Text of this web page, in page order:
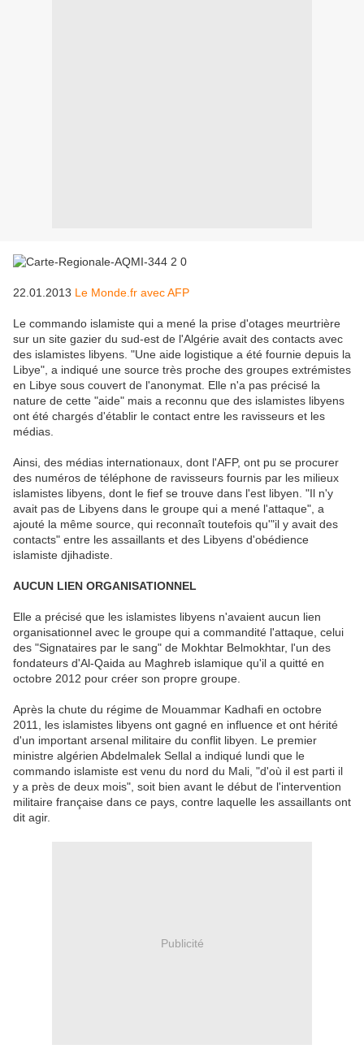
22.01.2013 Le Monde.fr avec AFP
Le commando islamiste qui a mené la prise d'otages meurtrière
sur un site gazier du sud-est de l'Algérie avait des contacts avec
des islamistes libyens. "Une aide logistique a été fournie depuis la
Libye", a indiqué une source très proche des groupes extrémistes
en Libye sous couvert de l'anonymat. Elle n'a pas précisé la
nature de cette "aide" mais a reconnu que des islamistes libyens
ont été chargés d'établir le contact entre les ravisseurs et les
médias.
Ainsi, des médias internationaux, dont l'AFP, ont pu se procurer
des numéros de téléphone de ravisseurs fournis par les milieux
islamistes libyens, dont le fief se trouve dans l'est libyen. "Il n'y
avait pas de Libyens dans le groupe qui a mené l'attaque", a
ajouté la même source, qui reconnaît toutefois qu'"il y avait des
contacts" entre les assaillants et des Libyens d'obédience
islamiste djihadiste.
AUCUN LIEN ORGANISATIONNEL
Elle a précisé que les islamistes libyens n'avaient aucun lien
organisationnel avec le groupe qui a commandité l'attaque, celui
des "Signataires par le sang" de Mokhtar Belmokhtar, l'un des
fondateurs d'Al-Qaida au Maghreb islamique qu'il a quitté en
octobre 2012 pour créer son propre groupe.
Après la chute du régime de Mouammar Kadhafi en octobre
2011, les islamistes libyens ont gagné en influence et ont hérité
d'un important arsenal militaire du conflit libyen. Le premier
ministre algérien Abdelmalek Sellal a indiqué lundi que le
commando islamiste est venu du nord du Mali, "d'où il est parti il
y a près de deux mois", soit bien avant le début de l'intervention
militaire française dans ce pays, contre laquelle les assaillants ont
dit agir.
Publicité